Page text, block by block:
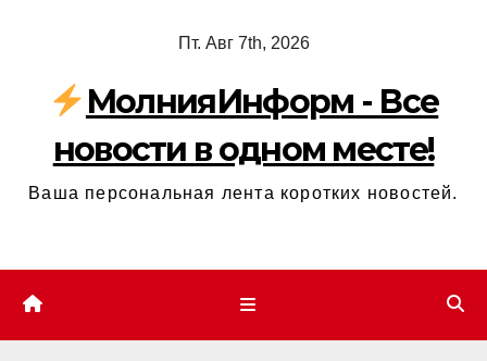
содержимому
Пт. Авг 7th, 2026
МолнияИнформ - Все
новости в одном месте!
Ваша персональная лента коротких новостей.